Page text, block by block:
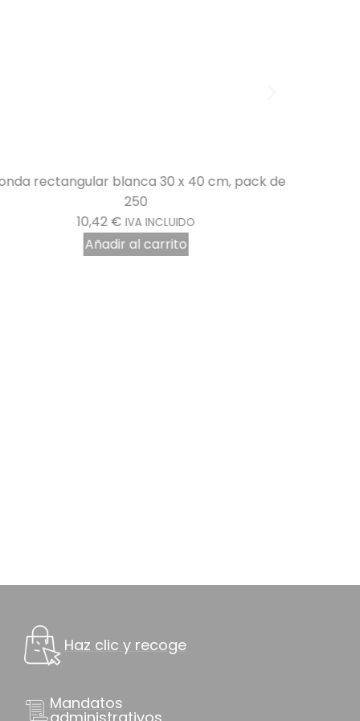
rectangular blanca 30 x 40 cm, pack de
250
10,42€ IVA INCLUIDO
Añadir al carrito
Haz clic y recoge
Mandatos